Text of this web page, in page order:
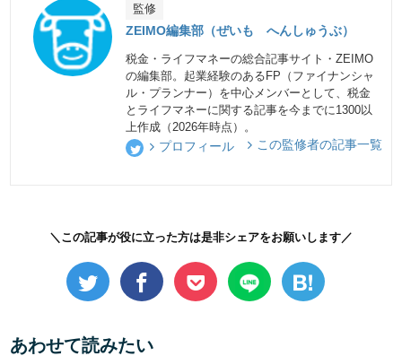
監修
ZEIMO編集部（ぜいも へんしゅうぶ）
税金・ライフマネーの総合記事サイト・ZEIMO
の編集部。起業経験のあるFP（ファイナンシャ
ル・プランナー）を中心メンバーとして、税金
とライフマネーに関する記事を今までに1300以
上作成（2026年時点）。
プロフィール この監修者の記事一覧
＼この記事が役に立った方は是非シェアをお願いします／
あわせて読みたい